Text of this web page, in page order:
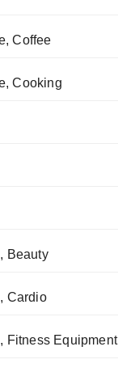
Coffee
Cooking
Beauty
Cardio
Fitness Equipment